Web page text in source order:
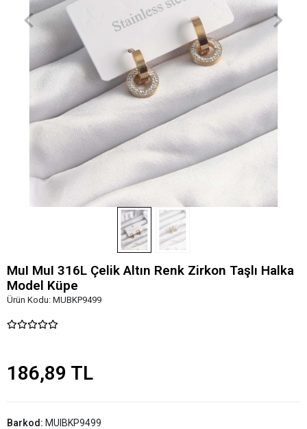
MuI MuI 316L Çelik Altın Renk Zirkon Taşlı Halka
Model Küpe
Ürün Kodu: MUBKP9499
186,89 TL
Barkod: MUIBKP9499